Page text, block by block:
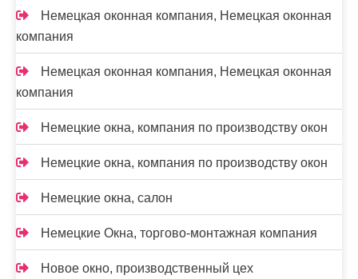
Немецкая оконная компания, Немецкая оконная
компания
Немецкая оконная компания, Немецкая оконная
компания
Немецкие окна, компания по производству окон
Немецкие окна, компания по производству окон
Немецкие окна, салон
Немецкие Окна, торгово-монтажная компания
Новое окно, производственный цех